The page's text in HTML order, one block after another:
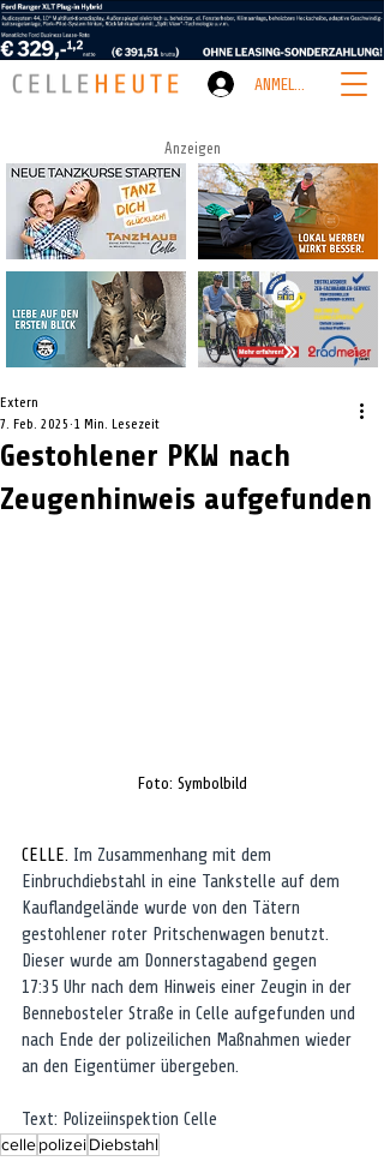
ANMELDEN
Anzeigen
Gestohlener PKW nach
Zeugenhinweis aufgefunden
Extern
7. Feb. 2025 1 Min. Lesezeit
Foto: Symbolbild
CELLE. Im Zusammenhang mit dem
Einbruchdiebstahl in eine Tankstelle auf dem
Kauflandgelände wurde von den Tätern
gestohlener roter Pritschenwagen benutzt.
Dieser wurde am Donnerstagabend gegen
17:35 Uhr nach dem Hinweis einer Zeugin in der
Bennebosteler Straße in Celle aufgefunden und
nach Ende der polizeilichen Maßnahmen wieder
an den Eigentümer übergeben.
Text: Polizeiinspektion Celle
cellepolizeiDiebstahl